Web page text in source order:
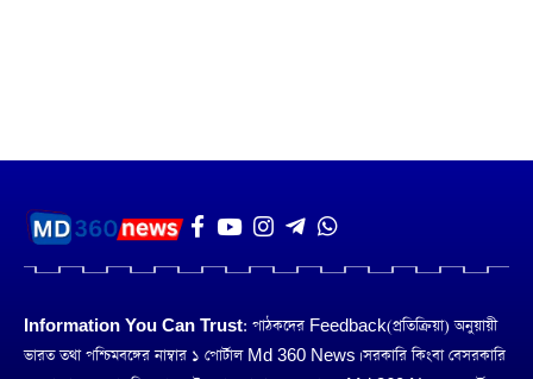
Information You Can Trust: পাঠকদের Feedback(প্রতিক্রিয়া) অনুয়ায়ী
ভারত তথা পশ্চিমবঙ্গের নাম্বার ১ পোর্টাল Md 360 News। সরকারি কিংবা বেসরকারি